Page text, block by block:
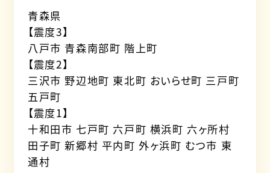
青森県
【震度3】
八戸市 青森南部町 階上町
【震度2】
三沢市 野辺地町 東北町 おいらせ町 三戸町
五戸町
【震度1】
十和田市 七戸町 六戸町 横浜町 六ヶ所村
田子町 新郷村 平内町 外ヶ浜町 むつ市 東
通村